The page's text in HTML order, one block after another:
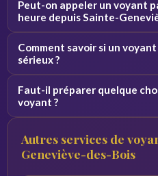
voyant. Des premières
Peut-on appeler un voyant
heure depuis Sainte-
pouvez appeler de jour
Comment savoir si un
sérieux ?
du voyant sur la plateforme.
Faut-il préparer quelque
voyant ?
calme. Plus vos questions
du voyant seront pertinentes.
Autres services de
Geneviève-des-Bois